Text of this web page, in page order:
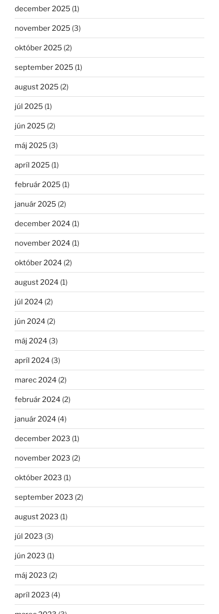
december 2025 (1)
november 2025 (3)
október 2025 (2)
september 2025 (1)
august 2025 (2)
júl 2025 (1)
jún 2025 (2)
máj 2025 (3)
apríl 2025 (1)
február 2025 (1)
január 2025 (2)
december 2024 (1)
november 2024 (1)
október 2024 (2)
august 2024 (1)
júl 2024 (2)
jún 2024 (2)
máj 2024 (3)
apríl 2024 (3)
marec 2024 (2)
február 2024 (2)
január 2024 (4)
december 2023 (1)
november 2023 (2)
október 2023 (1)
september 2023 (2)
august 2023 (1)
júl 2023 (3)
jún 2023 (1)
máj 2023 (2)
apríl 2023 (4)